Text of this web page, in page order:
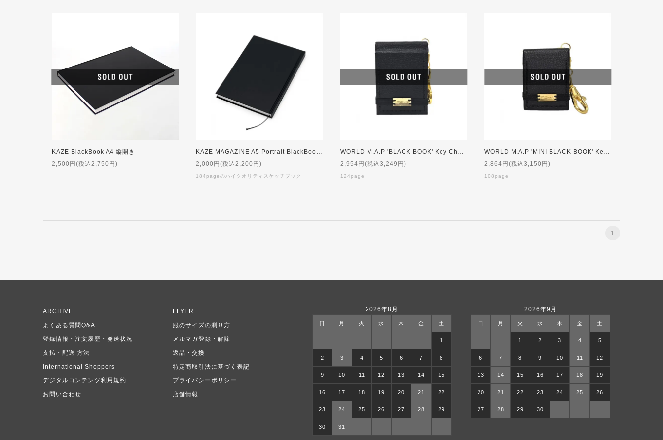
KAZE BlackBook A4 縦開き
2,500円(税込2,750円)
KAZE MAGAZINE A5 Portrait BlackBook (縦開き)
2,000円(税込2,200円)
184pageのハイクオリティスケッチブック
WORLD M.A.P 'BLACK BOOK' Key Chain
2,954円(税込3,249円)
124page
WORLD M.A.P 'MINI BLACK BOOK' Key Chain
2,864円(税込3,150円)
108page
1
2026年8月
日 月 火 水 木 金 土
1
2 3 4 5 6 7 8
9 10 11 12 13 14 15
16 17 18 19 20 21 22
23 24 25 26 27 28 29
30 31
2026年9月
日 月 火 水 木 金 土
1 2 3 4 5
6 7 8 9 10 11 12
13 14 15 16 17 18 19
20 21 22 23 24 25 26
27 28 29 30
ARCHIVE
FLYER
よくある質問Q&A
服のサイズの測り方
登録情報・注文履歴・発送状況
メルマガ登録・解除
支払・配送 方法
返品・交換
International Shoppers
特定商取引法に基づく表記
デジタルコンテンツ利用規約
プライバシーポリシー
お問い合わせ
店舗情報